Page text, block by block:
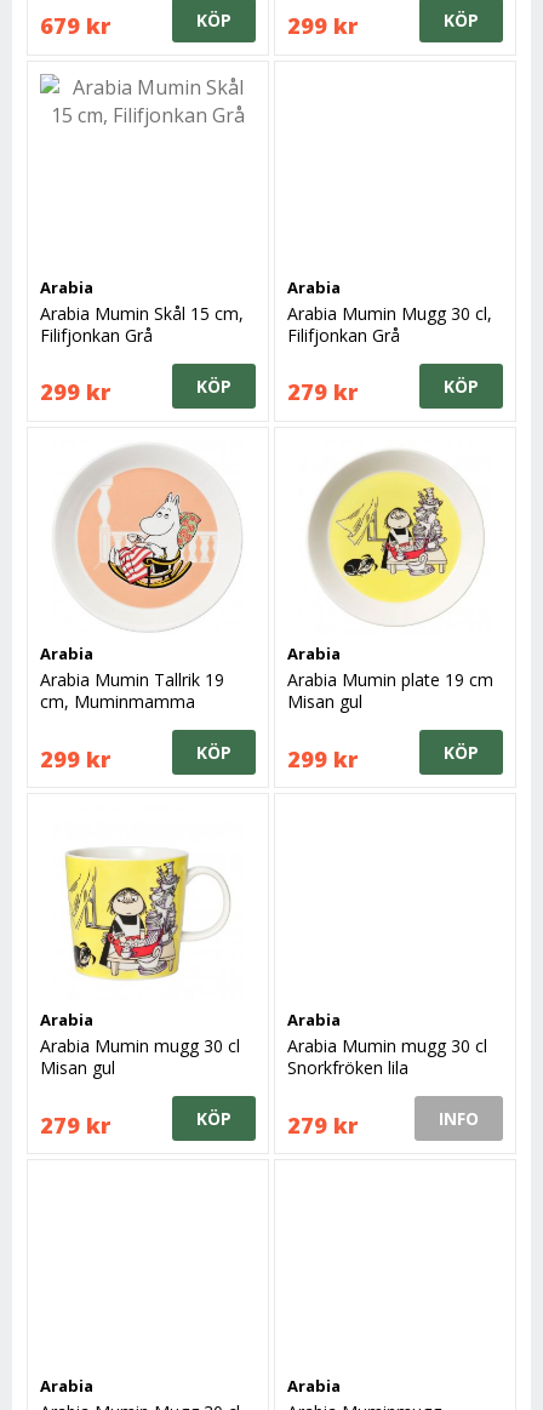
679 kr KÖP 299 kr KÖP
Arabia
Arabia Mumin Skål 15 cm,
Filifjonkan Grå
299 kr KÖP
Arabia
Arabia Mumin Mugg 30 cl,
Filifjonkan Grå
279 kr KÖP
Arabia
Arabia Mumin Tallrik 19
cm, Muminmamma
299 kr KÖP
Arabia
Arabia Mumin plate 19 cm
Misan gul
299 kr KÖP
Arabia
Arabia Mumin mugg 30 cl
Misan gul
279 kr KÖP
Arabia
Arabia Mumin mugg 30 cl
Snorkfröken lila
279 kr INFO
Arabia Arabia